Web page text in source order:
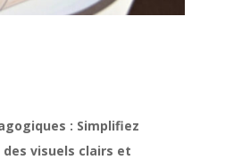
: Simplifiez
des visuels clairs et